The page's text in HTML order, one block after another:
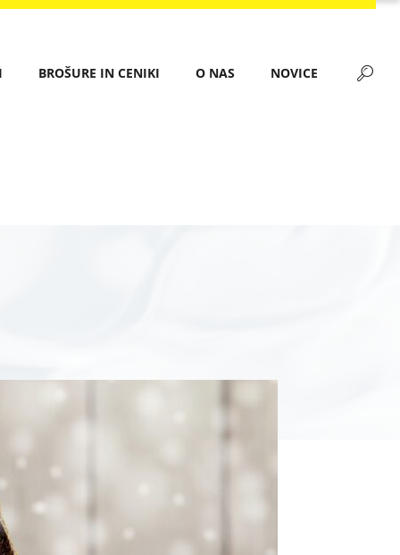
BROŠURE IN CENIKI O NAS NOVICE